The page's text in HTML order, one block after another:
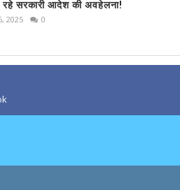
सरकारी आदेश की अवहेलना!
2025 0